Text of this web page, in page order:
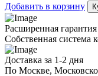
Добавить в корзину
Расширенная гарантия
Собственная система
Доставка за 1-2 дня
По Москве,